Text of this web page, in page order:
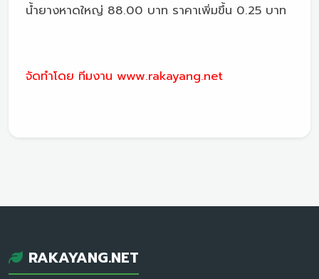
น้ำยางหาดใหญ่ 88.00 บาท ราคาเพิ่มขึ้น 0.25 บาท
จัดทำโดย ทีมงาน www.rakayang.net
RAKAYANG.NET